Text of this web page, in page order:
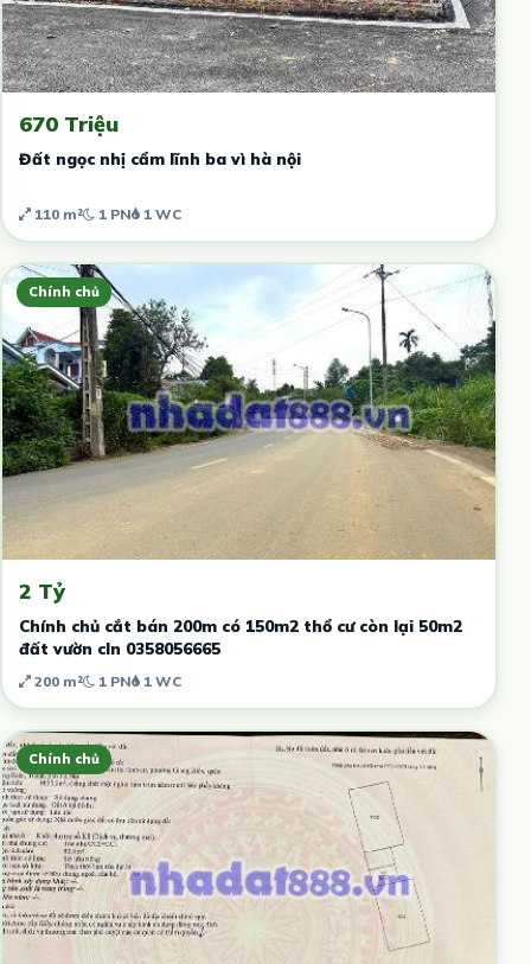
670 Triệu
Đất ngọc nhị cẩm lĩnh ba vì hà nội
110 m² 1 PN 1 WC
Chính chủ
2 Tỷ
Chính chủ cắt bán 200m có 150m2 thổ cư còn lại 50m2
đất vườn cln 0358056665
200 m² 1 PN 1 WC
Chính chủ